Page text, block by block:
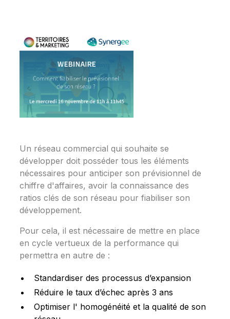
Un réseau commercial qui souhaite se
développer doit posséder tous les éléments
nécessaires pour anticiper son prévisionnel de
chiffre d'affaires, avoir la connaissance des
ratios clés de son réseau pour fiabiliser son
développement.
Pour cela, il est nécessaire de mettre en place
en cycle vertueux de la performance qui
permettra en autre de :
Standardiser des processus d’expansion
Réduire le taux d’échec après 3 ans
Optimiser l' homogénéité et la qualité de son